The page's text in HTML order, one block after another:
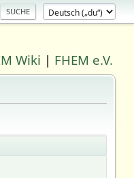
Wiki | FHEM e.V.